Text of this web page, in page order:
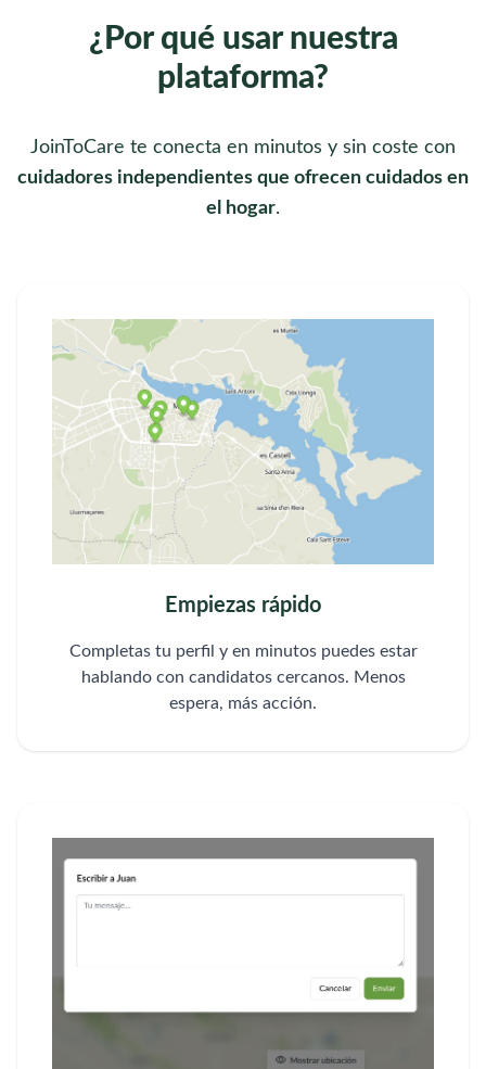
¿Por qué usar nuestra
plataforma?
JoinToCare te conecta en minutos y sin coste con
cuidadores independientes que ofrecen cuidados en
el hogar.
Empiezas rápido
Completas tu perfil y en minutos puedes estar
hablando con candidatos cercanos. Menos
espera, más acción.